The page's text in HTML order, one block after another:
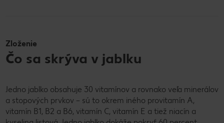
Zloženie
Čo sa skrýva v jablku
Jedno jablko obsahuje 30 vitamínov a rovnako veľa minerálov
a stopových prvkov – sú to okrem iného provitamín A,
vitamín B1, B2 a B6, vitamín C, vitamín E a tiež niacín a